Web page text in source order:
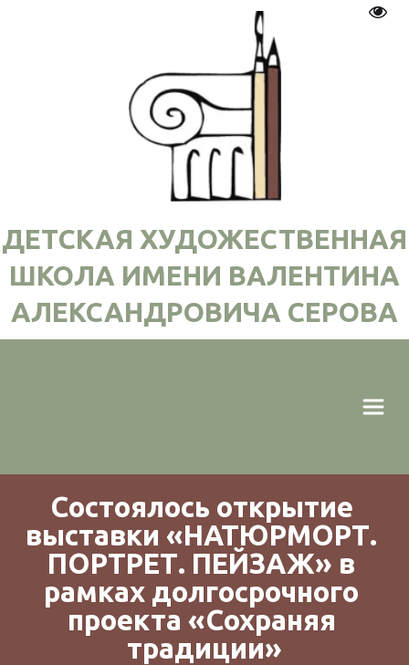
ДЕТСКАЯ ХУДОЖЕСТВЕННАЯ
ШКОЛА ИМЕНИ ВАЛЕНТИНА
АЛЕКСАНДРОВИЧА СЕРОВА
Состоялось открытие
выставки «НАТЮРМОРТ.
ПОРТРЕТ. ПЕЙЗАЖ» в
рамках долгосрочного
проекта «Сохраняя
традиции»